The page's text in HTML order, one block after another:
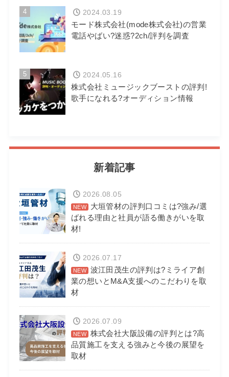
4
モード株式会社(mode株式会社)の営業
電話やばい?迷惑?2ch/評判を調査
2024.03.19
5
株式会社ミュージックブーストの評判!
歌手になれる?オーディション情報
2024.05.16
新着記事
大垣管材の評判口コミは?強み/選
ばれる理由と社員が語る働きがいを取
材!
2026.08.05
波江田茂生の評判は?ミライア創
業の想いとM&A支援へのこだわりを取
材
2026.07.17
株式会社大阪設備の評判とは?高
品質施工を支える強みと今後の展望を
取材
2026.07.09